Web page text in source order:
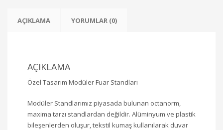
AÇIKLAMA YORUMLAR (0)
AÇIKLAMA
Özel Tasarım Modüler Fuar Standları
Modüler Standlarımız piyasada bulunan octanorm,
maxima tarzı standlardan değildir. Alüminyum ve plastik
bileşenlerden oluşur, tekstil kumaş kullanılarak duvar